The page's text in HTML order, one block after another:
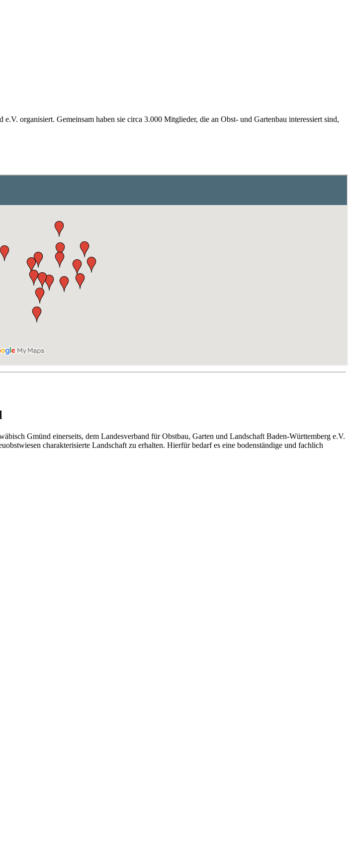
organisiert. Gemeinsam haben sie circa 3.000 Mitglieder, die an Obst- und Gartenbau interessiert sind,
Gmünd einerseits, dem Landesverband für Obstbau, Garten und Landschaft Baden-Württemberg e.V.
charakterisierte Landschaft zu erhalten. Hierfür bedarf es eine bodenständige und fachlich